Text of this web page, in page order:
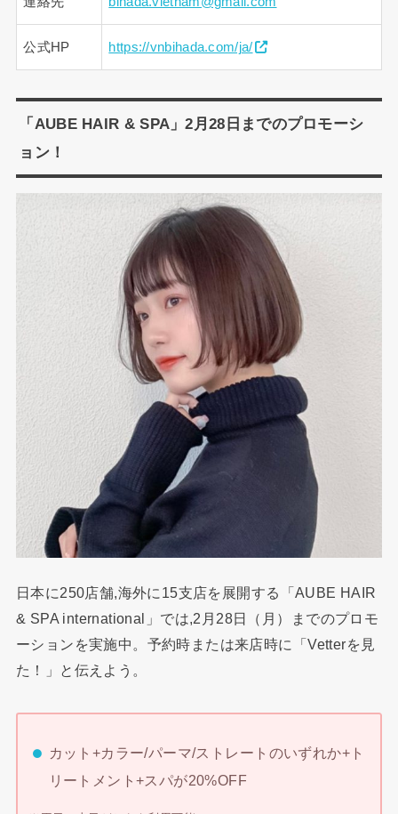
公式HP https://vnbihada.com/ja/
「AUBE HAIR & SPA」2月28日までのプロモーシ
ョン！
日本に250店舗,海外に15支店を展開する「AUBE HAIR
& SPA international」では,2月28日（月）までのプロモ
ーションを実施中。予約時または来店時に「Vetterを見
た！」と伝えよう。
カット+カラー/パーマ/ストレートのいずれか+ト
リートメント+スパが20%OFF